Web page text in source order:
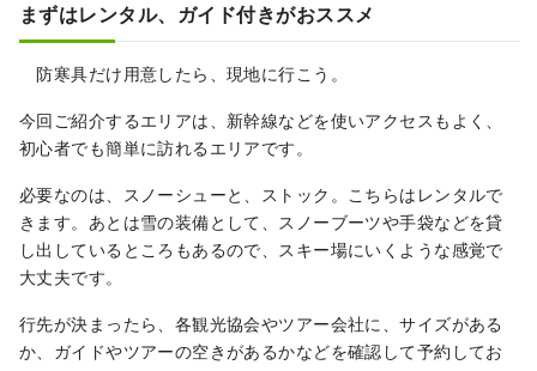
まずはレンタル、ガイド付きがおススメ
防寒具だけ用意したら、現地に行こう。
今回ご紹介するエリアは、新幹線などを使いアクセスもよく、
初心者でも簡単に訪れるエリアです。
必要なのは、スノーシューと、ストック。こちらはレンタルで
きます。あとは雪の装備として、スノーブーツや手袋などを貸
し出しているところもあるので、スキー場にいくような感覚で
大丈夫です。
行先が決まったら、各観光協会やツアー会社に、サイズがある
か、ガイドやツアーの空きがあるかなどを確認して予約してお